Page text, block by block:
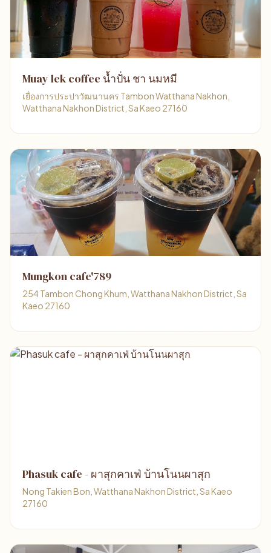
Muay​ lek coffe​e น้ำปั่น​ ชา​ นมหมี
เยื่องการประปาวัฒนานคร Tambon Watthana Nakhon,
Watthana Nakhon District, Sa Kaeo 27160
Mungkon cafe'789
254 Tambon Chong Khum, Watthana Nakhon District, Sa
Kaeo 27160
Phasuk cafe - ผาสุกคาเฟ่ บ้านโนนผาสุก
Nong Takien Bon, Watthana Nakhon District, Sa Kaeo
27160